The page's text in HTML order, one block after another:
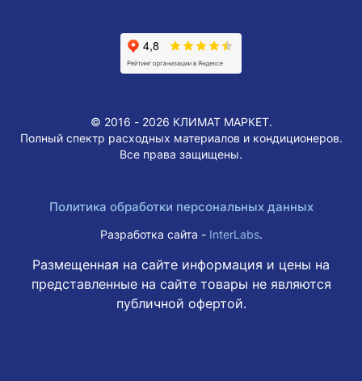
© 2016 - 2026 КЛИМАТ МАРКЕТ.
Полный спектр расходных материалов и кондиционеров.
Все права защищены.
Политика обработки персональных данных
Разработка сайта - InterLabs.
Размещенная на сайте информация и цены на
представленные на сайте товары не являются
публичной офертой.